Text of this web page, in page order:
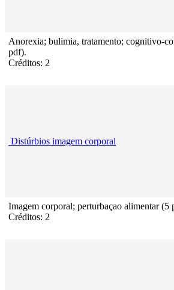
Anorexia; bulimia, tratamento; cognitivo-
pdf).
Créditos: 2
Distúrbios imagem corporal
Imagem corporal; perturbaçao alimentar (5
Créditos: 2